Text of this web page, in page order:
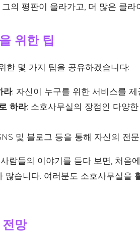
의 평판이 올라가고, 더 많은 클
위한 팁
한 몇 가지 팁을 공유하겠습니다:
라: 자신이 누구를 위한 서비스를
하라: 소호사무실의 장점인 다양
및 블로그 등을 통해 자신의 전
람들의 이야기를 듣다 보면, 처음
많습니다. 여러분도 소호사무실을
망